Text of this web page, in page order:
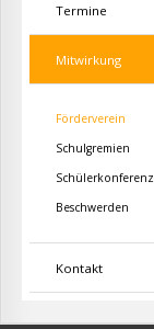
Termine
Mitwirkung
Förderverein
Schulgremien
Schülerkonferenz
Beschwerden
Kontakt